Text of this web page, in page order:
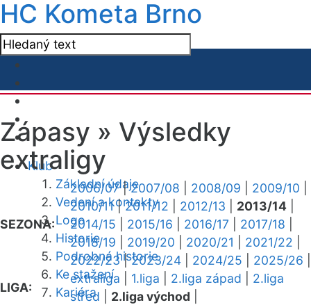
HC Kometa Brno
Klub
Základní údaje
Vedení a kontakty
Logo
Historie
Podrobná historie
Ke stažení
Kariéra
Zápasy » Výsledky
extraligy
SEZONA:
2006/07|2007/08 2008/09 2009/10
2010/11|2011/12 2012/13 2013/14
2014/15
2015/16 2016/17 2017/18
2018/19
2019/20 2020/21 2021/22
2022/23|2023/24 2024/25 2025/26
LIGA:
extraliga 1.liga 2.liga západ
2.liga
střed
2.liga východ